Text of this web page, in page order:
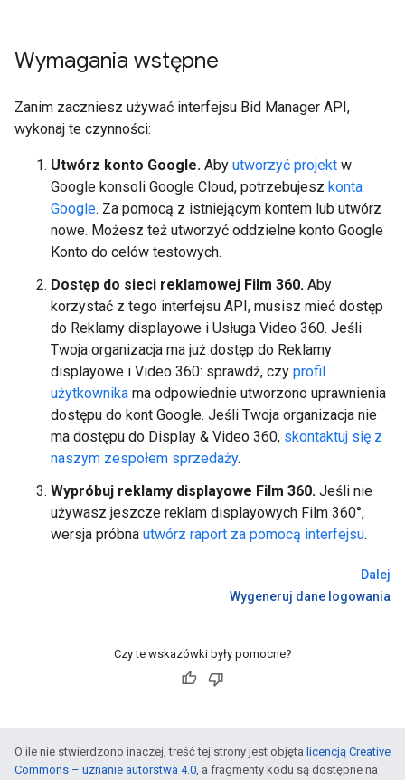
Wymagania wstępne
Zanim zaczniesz używać interfejsu Bid Manager API,
wykonaj te czynności:
Utwórz konto Google. Aby utworzyć projekt w
Google konsoli Google Cloud, potrzebujesz konta
Google. Za pomocą z istniejącym kontem lub utwórz
nowe. Możesz też utworzyć oddzielne konto Google
Konto do celów testowych.
Dostęp do sieci reklamowej Film 360. Aby
korzystać z tego interfejsu API, musisz mieć dostęp
do Reklamy displayowe i Usługa Video 360. Jeśli
Twoja organizacja ma już dostęp do Reklamy
displayowe i Video 360: sprawdź, czy profil
użytkownika ma odpowiednie utworzono uprawnienia
dostępu do kont Google. Jeśli Twoja organizacja nie
ma dostępu do Display & Video 360, skontaktuj się z
naszym zespołem sprzedaży.
Wypróbuj reklamy displayowe Film 360. Jeśli nie
używasz jeszcze reklam displayowych Film 360°,
wersja próbna utwórz raport za pomocą interfejsu.
Dalej
Wygeneruj dane logowania
Czy te wskazówki były pomocne?
O ile nie stwierdzono inaczej, treść tej strony jest objęta licencją Creative
Commons – uznanie autorstwa 4.0, a fragmenty kodu są dostępne na